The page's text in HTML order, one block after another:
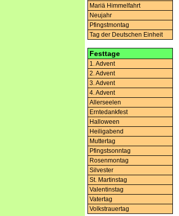
Mariä Himmelfahrt
Neujahr
Pfingstmontag
Tag der Deutschen Einheit
Festtage
1. Advent
2. Advent
3. Advent
4. Advent
Allerseelen
Erntedankfest
Halloween
Heiligabend
Muttertag
Pfingstsonntag
Rosenmontag
Silvester
St. Martinstag
Valentinstag
Vatertag
Volkstrauertag